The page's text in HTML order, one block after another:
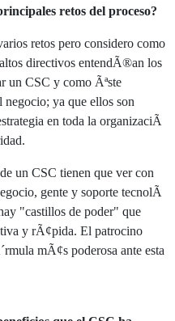
retos del proceso?
retos pero considero como
directivos entendÃ®an los
un CSC y como Ãªste
ya que ellos son
en toda la organizaciÃ
un CSC tienen que ver con
gente y soporte tecnolÃ
"castillos de poder" que
y rÃ¢pida. El patrocino
mÃ¢s poderosa ante esta